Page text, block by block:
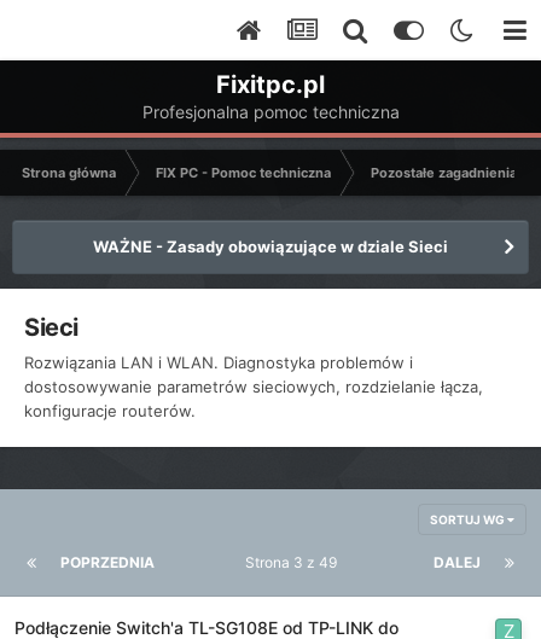
Fixitpc.pl
Profesjonalna pomoc techniczna
Strona główna FIX PC - Pomoc techniczna Pozostałe zagadnienia
WAŻNE - Zasady obowiązujące w dziale Sieci
Sieci
Rozwiązania LAN i WLAN. Diagnostyka problemów i
dostosowywanie parametrów sieciowych, rozdzielanie łącza,
konfiguracje routerów.
SORTUJ WG
POPRZEDNIA DALEJ
Strona 3 z 49
Podłączenie Switch'a TL-SG108E od TP-LINK do